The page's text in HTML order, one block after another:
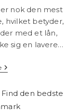
nok den mest
hvilket betyder,
med et lån,
sig en lavere…
Refinansiering
–
Du